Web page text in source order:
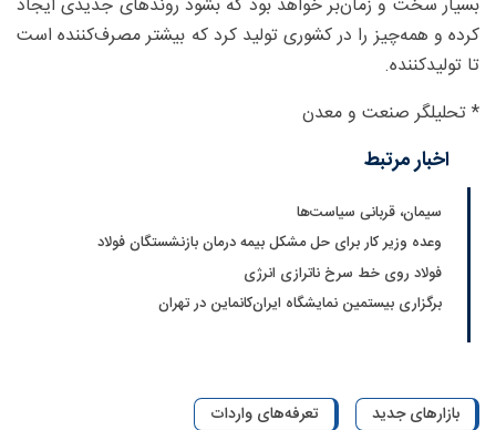
کرده و همه‌چیز را در کشوری تولید کرد که بیشتر مصرف‌کننده است
تا تولیدکننده.
* تحلیلگر صنعت و معدن
اخبار مرتبط
سیمان، قربانی سیاست‌ها
وعده وزیر کار برای حل مشکل بیمه درمان بازنشستگان فولاد
فولاد روی خط سرخ ناترازی انرژی
برگزاری بیستمین نمایشگاه ایران‌کانماین در تهران
بازارهای جدید
تعرفه‌های واردات